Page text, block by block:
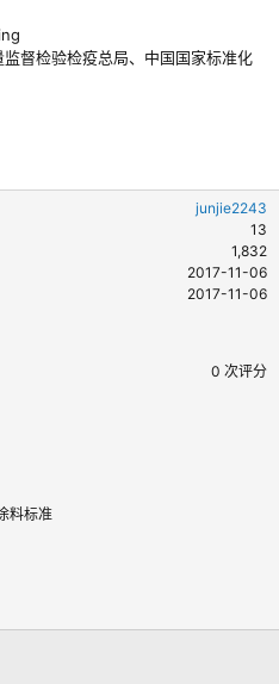
督检验检疫总局、中国国家标准化
junjie2243
13
1,832
2017-11-06
2017-11-06
0 次评分
料标准